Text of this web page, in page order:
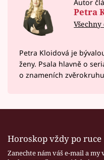
Autor
Petra
Petra Kloidová je
ženy. Psala hlavně o
o znameních
Horoskop vždy po ruce
Zanechte nám váš e-mail a my